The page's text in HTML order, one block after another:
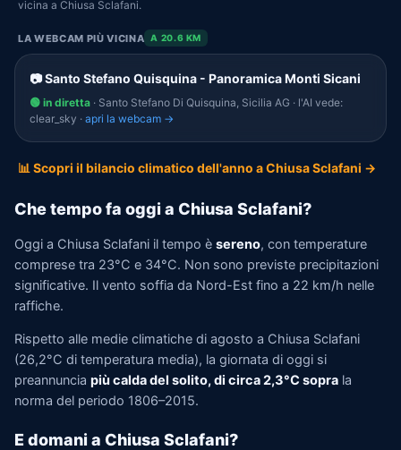
vicina a Chiusa Sclafani.
LA WEBCAM PIÙ VICINA A 20.6 KM
📷 Santo Stefano Quisquina - Panoramica Monti Sicani
🟢 in diretta · Santo Stefano Di Quisquina, Sicilia AG · l'AI vede:
clear_sky · apri la webcam →
📊 Scopri il bilancio climatico dell'anno a Chiusa Sclafani →
Che tempo fa oggi a Chiusa Sclafani?
Oggi a Chiusa Sclafani il tempo è sereno, con temperature
comprese tra 23°C e 34°C. Non sono previste precipitazioni
significative. Il vento soffia da Nord-Est fino a 22 km/h nelle
raffiche.
Rispetto alle medie climatiche di agosto a Chiusa Sclafani
(26,2°C di temperatura media), la giornata di oggi si
preannuncia più calda del solito, di circa 2,3°C sopra la
norma del periodo 1806–2015.
E domani a Chiusa Sclafani?